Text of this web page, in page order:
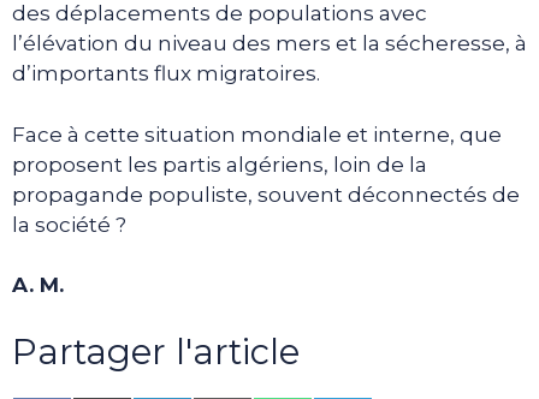
des déplacements de populations avec
l’élévation du niveau des mers et la sécheresse, à
d’importants flux migratoires.
Face à cette situation mondiale et interne, que
proposent les partis algériens, loin de la
propagande populiste, souvent déconnectés de
la société ?
A. M.
Partager l'article